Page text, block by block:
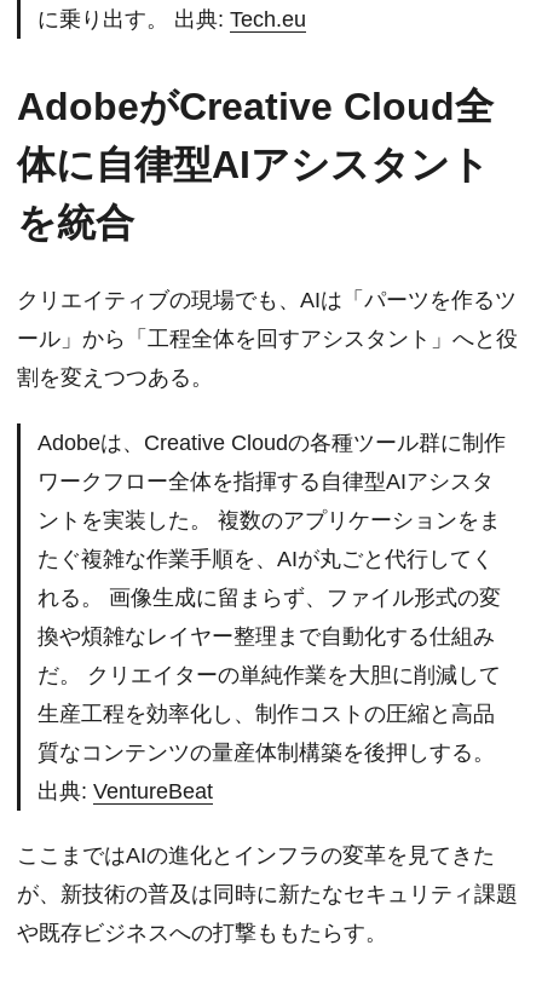
に乗り出す。 出典: Tech.eu
AdobeがCreative Cloud全
体に自律型AIアシスタント
を統合
クリエイティブの現場でも、AIは「パーツを作るツ
ール」から「工程全体を回すアシスタント」へと役
割を変えつつある。
Adobeは、Creative Cloudの各種ツール群に制作
ワークフロー全体を指揮する自律型AIアシスタ
ントを実装した。 複数のアプリケーションをま
たぐ複雑な作業手順を、AIが丸ごと代行してく
れる。 画像生成に留まらず、ファイル形式の変
換や煩雑なレイヤー整理まで自動化する仕組み
だ。 クリエイターの単純作業を大胆に削減して
生産工程を効率化し、制作コストの圧縮と高品
質なコンテンツの量産体制構築を後押しする。
出典: VentureBeat
ここまではAIの進化とインフラの変革を見てきた
が、新技術の普及は同時に新たなセキュリティ課題
や既存ビジネスへの打撃ももたらす。